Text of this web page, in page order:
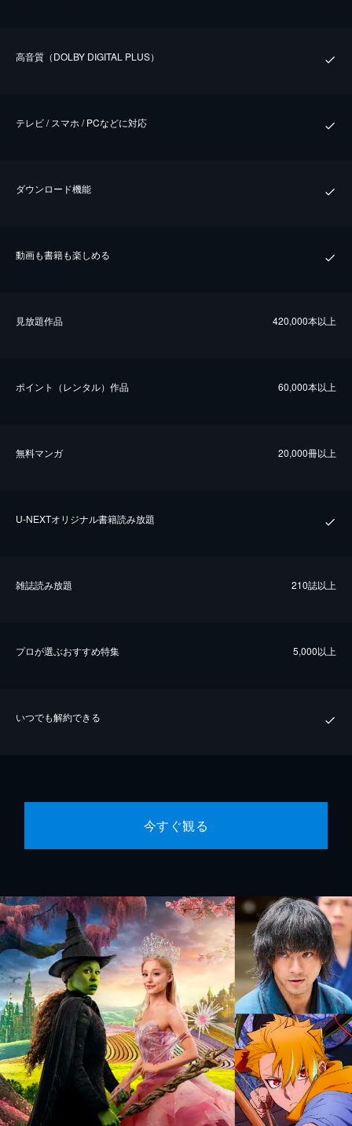
⾼⾳質（DOLBY DIGITAL PLUS）
テレビ / スマホ / PCなどに対応
ダウンロード機能
動画も書籍も楽しめる
⾒放題作品 420,000本以上
ポイント（レンタル）作品 60,000本以上
無料マンガ 20,000冊以上
U-NEXTオリジナル書籍読み放題
雑誌読み放題 210誌以上
プロが選ぶおすすめ特集 5,000以上
いつでも解約できる
今すぐ観る